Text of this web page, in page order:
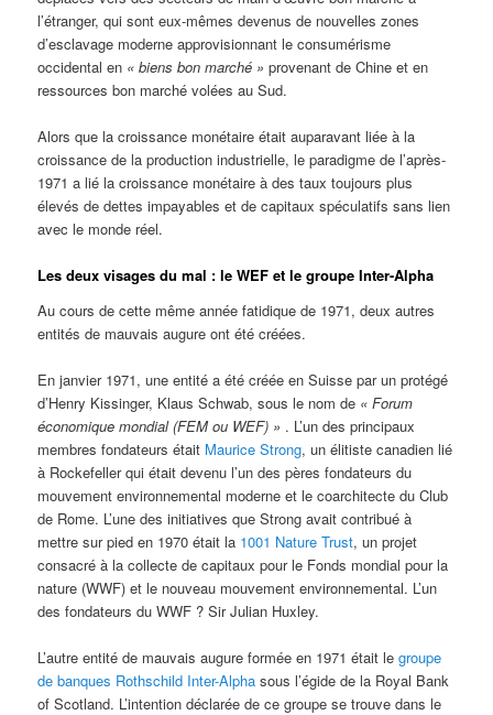
l’étranger, qui sont eux-mêmes devenus de nouvelles zones
d’esclavage moderne approvisionnant le consumérisme
occidental en « biens bon marché » provenant de Chine et en
ressources bon marché volées au Sud.
Alors que la croissance monétaire était auparavant liée à la
croissance de la production industrielle, le paradigme de l’après-
1971 a lié la croissance monétaire à des taux toujours plus
élevés de dettes impayables et de capitaux spéculatifs sans lien
avec le monde réel.
Les deux visages du mal : le WEF et le groupe Inter-Alpha
Au cours de cette même année fatidique de 1971, deux autres
entités de mauvais augure ont été créées.
En janvier 1971, une entité a été créée en Suisse par un protégé
d’Henry Kissinger, Klaus Schwab, sous le nom de « Forum
économique mondial (FEM ou WEF) » . L’un des principaux
membres fondateurs était Maurice Strong, un élitiste canadien lié
à Rockefeller qui était devenu l’un des pères fondateurs du
mouvement environnemental moderne et le coarchitecte du Club
de Rome. L’une des initiatives que Strong avait contribué à
mettre sur pied en 1970 était la 1001 Nature Trust, un projet
consacré à la collecte de capitaux pour le Fonds mondial pour la
nature (WWF) et le nouveau mouvement environnemental. L’un
des fondateurs du WWF ? Sir Julian Huxley.
L’autre entité de mauvais augure formée en 1971 était legroupe
de banques Rothschild Inter-Alpha sous l’égide de la Royal Bank
of Scotland. L’intention déclarée de ce groupe se trouve dans le